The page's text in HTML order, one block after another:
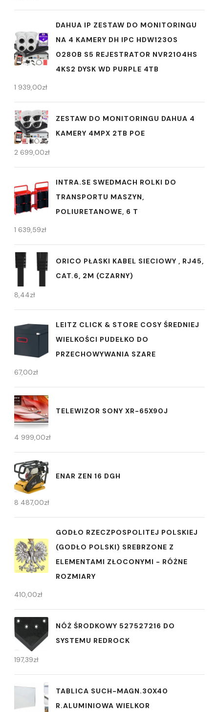
DAHUA IP ZESTAW DO MONITORINGU
NA 4 KAMERY DH IPC HDW1230S
0280B S5 REJESTRATOR NVR2104HS
4KS2 DYSK WD PURPLE 4TB
1 939,00zł
ZESTAW DO MONITORINGU DAHUA 4
KAMERY 4MPX 2TB POE
2 699,00zł
INTRA.SE SWEDMACH ROLKI DO
TRANSPORTU MASZYN,
POLIURETANOWE, 6 T
1 639,59zł
ORICO PŁASKI KABEL SIECIOWY , RJ45,
CAT.6, 2M (CZARNY)
8,44zł
LEITZ CLICK & STORE COSY ŚREDNIEJ
WIELKOŚCI PUDEŁKO DO
PRZECHOWYWANIA SZARE
67,00zł
TELEWIZOR SONY XR-65X90J
4 999,00zł
ENAR ZEN 16 DGH
8 487,00zł
GODŁO RZECZPOSPOLITEJ POLSKIEJ
(GODŁO POLSKI) SREBRZONE Z
ELEMENTAMI ZŁOCONYMI - RÓŻNE
ROZMIARY
410,00zł
NÓŻ ŚRODKOWY 527527216 DO
SYSTEMU REDROCK
197,39zł
TABLICA SUCH-MAGN.30X40
R.ALUMINIOWA WIELKOR